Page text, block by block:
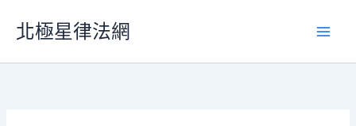
要
北極星律法網